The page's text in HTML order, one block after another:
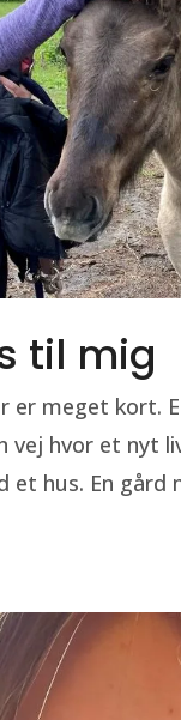
til mig
er meget kort.
vej hvor et nyt
hus. En gård